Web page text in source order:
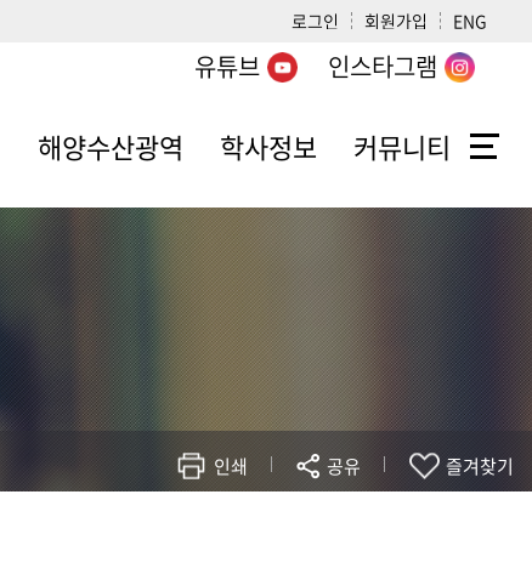
로그인 회원가입 ENG
유튜브 인스타그램
해양수산광역
해양수산광역 소개
교수소개
학과선택
자료실
학사정보
학사일정
휴학
복학
전과
장학
학생교류
커뮤니티
알림사항
수산해양대학소식
지
자랑스러운 동문
취업정보
포토앨범
시설물 신청
인쇄
공유 즐겨찾기